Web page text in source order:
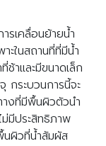
รเคลื่อนย้ายน้ำ
ะในสถานที่ที่มีน้ำ
าและมีขนาดเล็ก
กระบวนการนี้จะ
างที่มีพื้นผิวตัวนำ
มีประสิทธิภาพ
นผิวที่น้ำสัมผัส